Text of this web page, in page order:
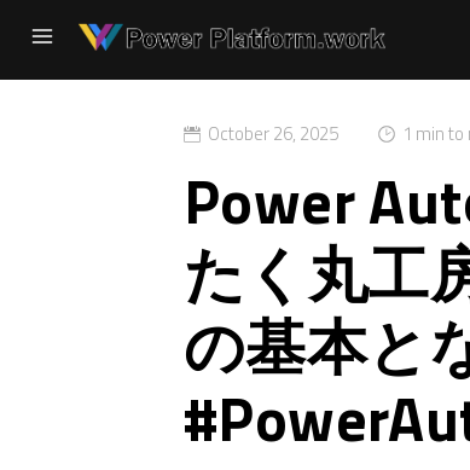
October 26, 2025 1 min to
Power
たく丸工
の基本と